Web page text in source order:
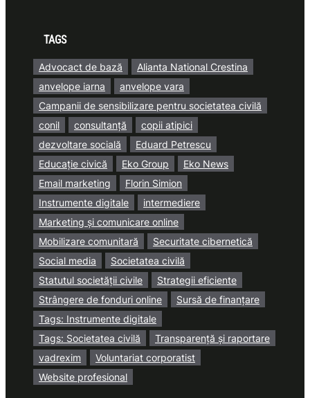
TAGS
Advocact de bază
Alianta National Crestina
anvelope iarna
anvelope vara
Campanii de sensibilizare pentru societatea civilă
conil
consultanță
copii atipici
dezvoltare socială
Eduard Petrescu
Educație civică
Eko Group
Eko News
Email marketing
Florin Simion
Instrumente digitale
intermediere
Marketing și comunicare online
Mobilizare comunitară
Securitate cibernetică
Social media
Societatea civilă
Statutul societății civile
Strategii eficiente
Strângere de fonduri online
Sursă de finanțare
Tags: Instrumente digitale
Tags: Societatea civilă
Transparență și raportare
vadrexim
Voluntariat corporatist
Website profesional